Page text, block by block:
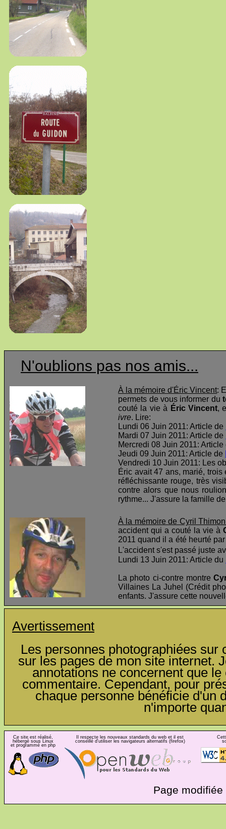
N'oublions pas nos amis...
À la mémoire d'Éric Vincent:
permets de vous informer du
couté la vie à Éric Vincent,
ivre. Lire:
Lundi 06 Juin 2011: Article de
Mardi 07 Juin 2011: Article de
Mercredi 08 Juin 2011:
Jeudi 09 Juin 2011: Article de
Vendredi 10 Juin 2011: Les
Éric avait 47 ans, marié,
réfléchissante rouge, très
contre alors que nous
rythme... J'assure la famille
À la mémoire de Cyril
accident qui a couté la vie à
2011 quand il a été heurté
L'accident s'est passé juste
Lundi 13 Juin 2011: Article du
La photo ci-contre montre
Villaines La Juhel (Crédit
enfants. J'assure cette
Avertissement
Les personnes photographiées
sur les pages de mon site internet.
annotations ne concernent que
commentaire. Cependant, pour
chaque personne bénéficie d'un
n'importe
Ce site est réalisé,
hébergé sous Linux
et programmé en php
Il respecte les nouveaux standards du web et il est
conseillé d'utiliser les navigateurs alternatifs (firefox)
Page